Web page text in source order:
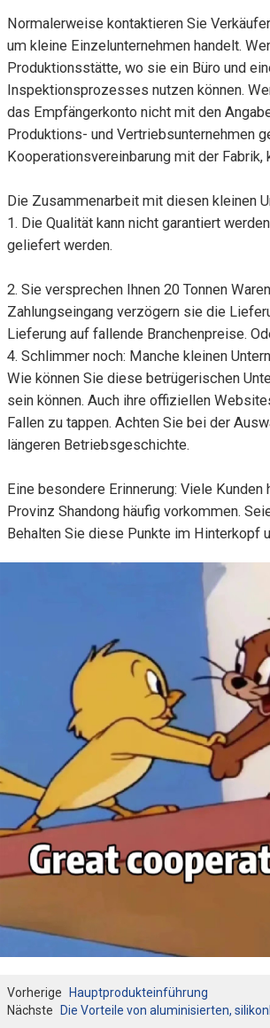
Normalerweise kontaktieren Sie
um kleine Einzelunternehmen handelt.
Produktionsstätte, wo sie ein Büro und
Inspektionsprozesses nutzen können.
das Empfängerkonto nicht mit den
Produktions- und Vertriebsunternehmen
Kooperationsvereinbarung mit der
Die Zusammenarbeit mit diesen kleinen
1. Die Qualität kann nicht garantiert
geliefert werden.
2. Sie versprechen Ihnen 20 Tonnen
Zahlungseingang verzögern sie die
Lieferung auf fallende Branchenpreise.
4. Schlimmer noch: Manche kleinen
Wie können Sie diese betrügerischen
sein können. Auch ihre offiziellen
Fallen zu tappen. Achten Sie bei der
längeren Betriebsgeschichte.
Eine besondere Erinnerung: Viele
Provinz Shandong häufig vorkommen.
Behalten Sie diese Punkte im Hinterkopf
Vorherige
Hauptprodukteinführung
Nächste
Die Vorteile von aluminisierten,